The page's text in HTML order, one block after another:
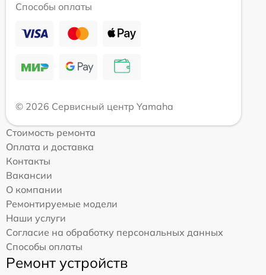
Способы оплаты
© 2026 Сервисный центр Yamaha
Стоимость ремонта
Оплата и доставка
Контакты
Вакансии
О компании
Ремонтируемые модели
Наши услуги
Согласие на обработку персональных данных
Способы оплаты
Ремонт устройств